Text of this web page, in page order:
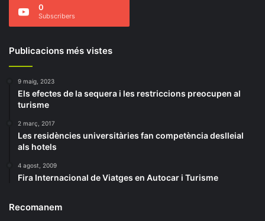
0
Subscribers
Publicacions més vistes
9 maig, 2023
Els efectes de la sequera i les restriccions preocupen al
turisme
2 març, 2017
Les residències universitàries fan competència deslleial
als hotels
4 agost, 2009
Fira Internacional de Viatges en Autocar i Turisme
Recomanem